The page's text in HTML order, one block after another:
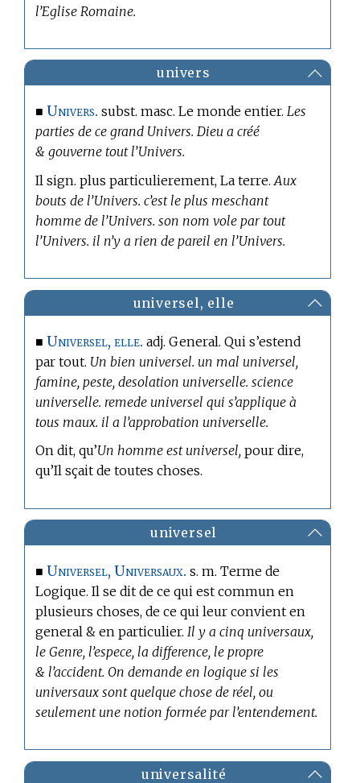
l’Eglise Romaine.
univers
■Univers. subst. masc. Le monde entier.Les
parties de ce grand Univers. Dieu a créé
& gouverne tout l’Univers.
Il sign. plus particulierement, La terre.Aux
bouts de l’Univers. c’est le plus meschant
homme de l’Univers. son nom vole par tout
l’Univers. il n’y a rien de pareil en l’Univers.
universel, elle
■Universel, elle. adj. General. Qui s’estend
par tout. Un bien universel. un mal universel,
famine, peste, desolation universelle. science
universelle. remede universel qui s’applique à
tous maux. il a l’approbation universelle.
On dit, qu’Un homme est universel, pour dire,
qu’Il sçait de toutes choses.
universel
■Universel, Universaux. s. m.Terme de
Logique. Il se dit de ce qui est commun en
plusieurs choses, de ce qui leur convient en
general & en particulier. Il y a cinq universaux,
le Genre, l’espece, la difference, le propre
& l’accident. On demande en logique si les
universaux sont quelque chose de réel, ou
seulement une notion formée par l’entendement.
universalité